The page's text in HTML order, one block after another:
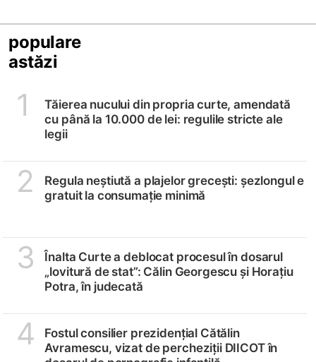
populare
astăzi
1
Tăierea nucului din propria curte, amendată
cu până la 10.000 de lei: regulile stricte ale
legii
2
Regula neștiută a plajelor grecești: șezlongul e
gratuit la consumație minimă
3
Înalta Curte a deblocat procesul în dosarul
„lovitură de stat”: Călin Georgescu și Horațiu
Potra, în judecată
4
Fostul consilier prezidențial Cătălin
Avramescu, vizat de percheziții DIICOT în